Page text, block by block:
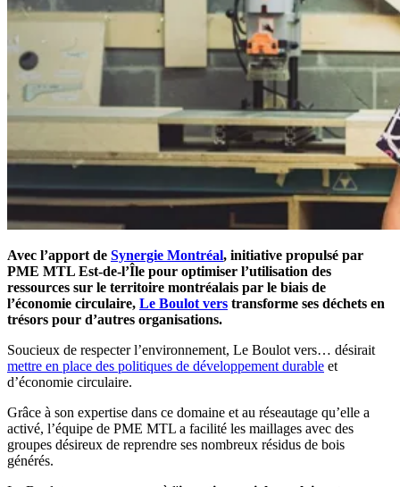
Avec l’apport de Synergie Montréal, initiative propulsé par
PME MTL Est-de-l’Île pour optimiser l’utilisation des
ressources sur le territoire montréalais par le biais de
l’économie circulaire, Le Boulot vers transforme ses déchets en
trésors pour d’autres organisations.
Soucieux de respecter l’environnement, Le Boulot vers… désirait
mettre en place des politiques de développement durable et
d’économie circulaire.
Grâce à son expertise dans ce domaine et au réseautage qu’elle a
activé, l’équipe de PME MTL a facilité les maillages avec des
groupes désireux de reprendre ses nombreux résidus de bois
générés.